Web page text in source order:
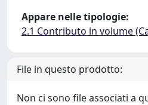
Appare nelle tipologie:
2.1 Contributo in volume
File in questo prodotto:
Non ci sono file associati a